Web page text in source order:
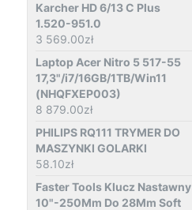
Karcher HD 6/13 C Plus
1.520-951.0
3 569.00zł
Laptop Acer Nitro 5 517-55
17,3"/i7/16GB/1TB/Win11
(NHQFXEP003)
8 879.00zł
PHILIPS RQ111 TRYMER DO
MASZYNKI GOLARKI
58.10zł
Faster Tools Klucz Nastawny
10"-250Mm Do 28Mm Soft